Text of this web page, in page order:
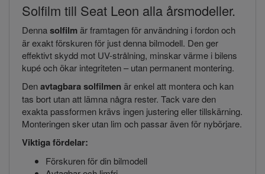
Solfilm till Seat Leon alla årsmodeller.
Dennasolfilmär framtagen för användning i fordon och
är exakt förskuren för just denna bilmodell. Den ger
effektivt skydd mot UV-strålning, minskar värme i bilens
kupé och ökar integriteten – utan permanent montering.
Denavtagbara solfilmen är enkel att montera och kan
tas bort utan att lämna några rester. Tack vare den
exakta passformen krävs ingen justering eller tillskärning.
Monteringen sker utan lim och passar även för nybörjare.
Viktiga fördelar:
Förskuren för din bilmodell